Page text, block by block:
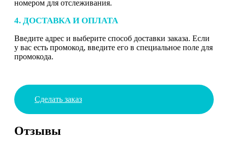
номером для отслеживания.
4. ДОСТАВКА И ОПЛАТА
Введите адрес и выберите способ доставки заказа. Если
у вас есть промокод, введите его в специальное поле для
промокода.
Сделать заказ
Отзывы